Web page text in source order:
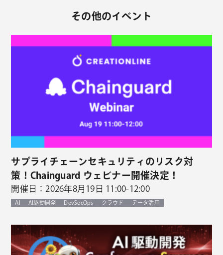
その他のイベント
サプライチェーンセキュリティのリスク対
策！Chainguard ウェビナー開催決定！
開催日：2026年8月19日 11:00-12:00
AI AI駆動開発 DevSecOps クラウド データ活用